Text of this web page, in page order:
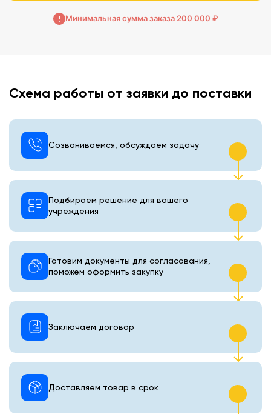
Минимальная сумма заказа 200 000 ₽
Схема работы от заявки до поставки
Созваниваемся, обсуждаем задачу
Подбираем решение для вашего
учреждения
Готовим документы для согласования,
поможем оформить закупку
Доставляем товар в срок
Заключаем договор